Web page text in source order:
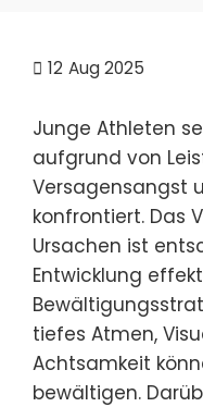
12 Aug 2025
Junge Athleten
aufgrund von
Versagensangst
konfrontiert. Das
Ursachen ist
Entwicklung
tiefes Atmen,
Achtsamkeit
bewältigen.